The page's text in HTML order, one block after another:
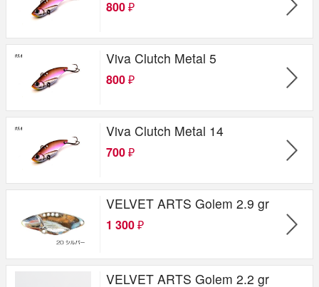
800 ₽
Viva Clutch Metal 5
800 ₽
Viva Clutch Metal 14
700 ₽
VELVET ARTS Golem 2.9 gr
1 300 ₽
VELVET ARTS Golem 2.2 gr